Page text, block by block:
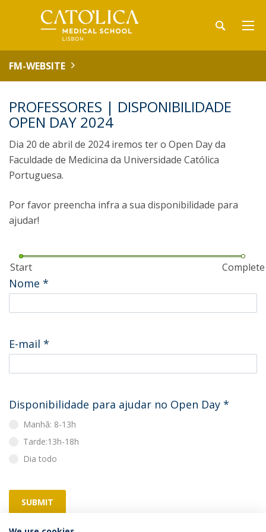
FM-WEBSITE
PROFESSORES | DISPONIBILIDADE
OPEN DAY 2024
Dia 20 de abril de 2024 iremos ter o Open Day da
Faculdade de Medicina da Universidade Católica
Portuguesa.
Por favor preencha infra a sua disponibilidade para
ajudar!
Start Complete
Nome *
E-mail *
Disponibilidade para ajudar no Open Day *
Manhã: 8-13h
Tarde:13h-18h
Dia todo
SUBMIT